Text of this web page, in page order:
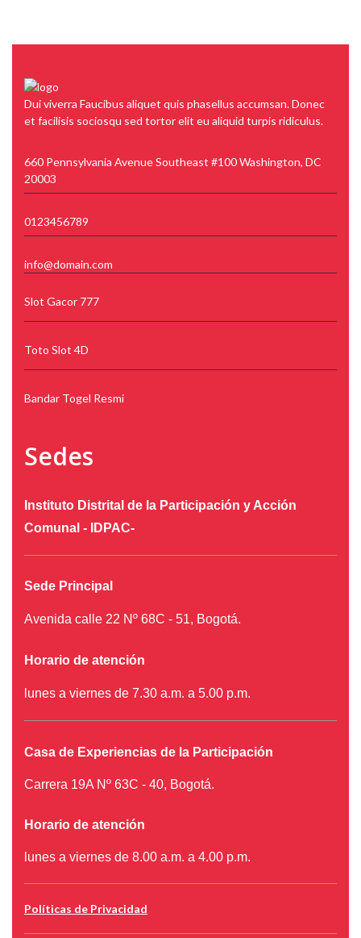
Dui viverra Faucibus aliquet quis phasellus accumsan. Donec
et facilisis sociosqu sed tortor elit eu aliquid turpis ridiculus.
660 Pennsylvania Avenue Southeast #100 Washington, DC
20003
0123456789
info@domain.com
Slot Gacor 777
Toto Slot 4D
Bandar Togel Resmi
Sedes
Instituto Distrital de la Participación y Acción
Comunal - IDPAC-
Sede Principal
Avenida calle 22 Nº 68C - 51, Bogotá.
Horario de atención
lunes a viernes de 7.30 a.m. a 5.00 p.m.
Casa de Experiencias de la Participación
Carrera 19A Nº 63C - 40, Bogotá.
Horario de atención
lunes a viernes de 8.00 a.m. a 4.00 p.m.
Políticas de Privacidad